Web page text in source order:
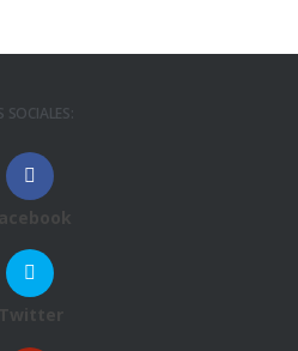
SOCIALES:
Facebook
Twitter